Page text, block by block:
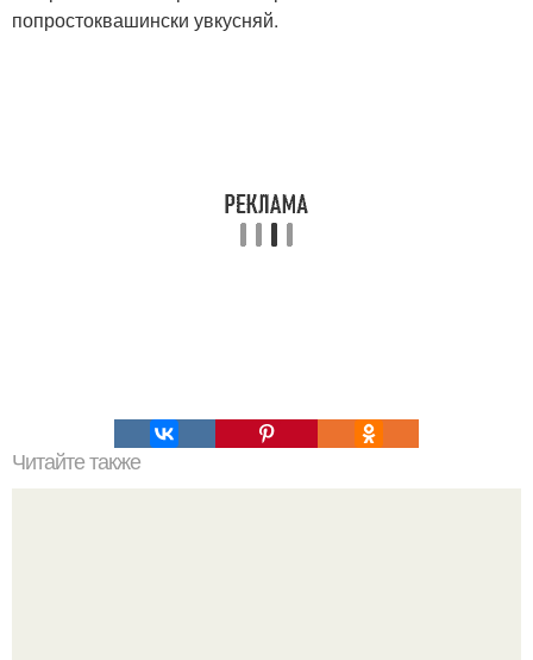
попростоквашински увкусняй.
Читайте также